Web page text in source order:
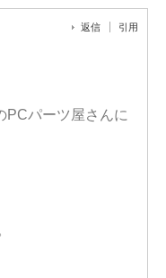
返信 引用
PCパーツ屋さんに